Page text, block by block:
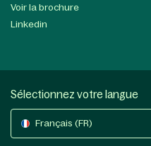
Voir la brochure
Linkedin
Sélectionnez votre langue
Français (FR)